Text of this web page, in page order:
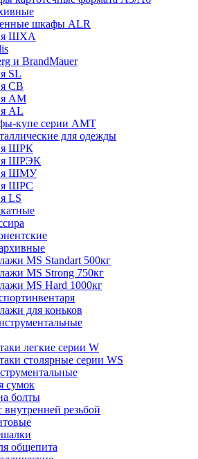
шкафы ALR
ШХА
и BrandMauer
SL
СВ
АМ
AL
купе серии AMT
для одежды
ШРК
ШРЭК
ШМУ
ШРС
LS
MS Standart 500кг
MS Strong 750кг
MS Hard 1000кг
для коньков
легкие серии W
столярные серии WS
сумок
болты
внутренней резьбой
общепита